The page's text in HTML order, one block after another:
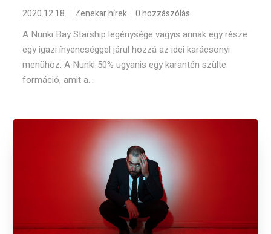
2020.12.18. Zenekar hírek 0 hozzászólás
A Nunki Bay Starship legénysége vagyis annak egy része
egy igazi ínyencséggel járul hozzá az idei karácsonyi
menühöz. A Nunki 50% ugyanis egy karantén szülte
formáció, amit a...